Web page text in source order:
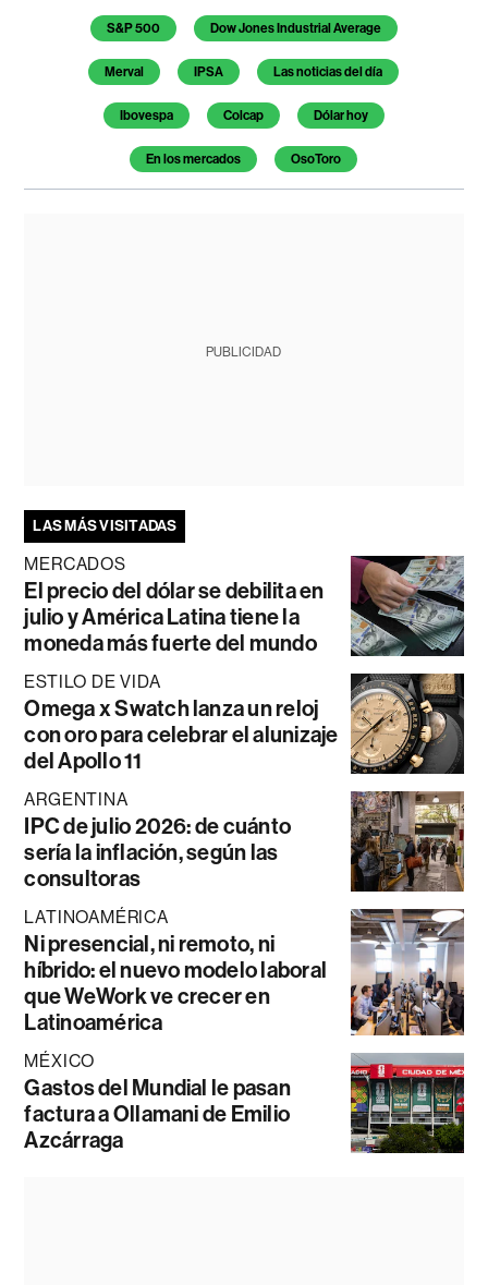
S&P 500 Dow Jones Industrial Average
Merval IPSA Las noticias del día
Ibovespa Colcap Dólar hoy
En los mercados OsoToro
PUBLICIDAD
LAS MÁS VISITADAS
MERCADOS
El precio del dólar se debilita en
julio y América Latina tiene la
moneda más fuerte del mundo
ESTILO DE VIDA
Omega x Swatch lanza un reloj
con oro para celebrar el alunizaje
del Apollo 11
ARGENTINA
IPC de julio 2026: de cuánto
sería la inflación, según las
consultoras
LATINOAMÉRICA
Ni presencial, ni remoto, ni
híbrido: el nuevo modelo laboral
que WeWork ve crecer en
Latinoamérica
MÉXICO
Gastos del Mundial le pasan
factura a Ollamani de Emilio
Azcárraga